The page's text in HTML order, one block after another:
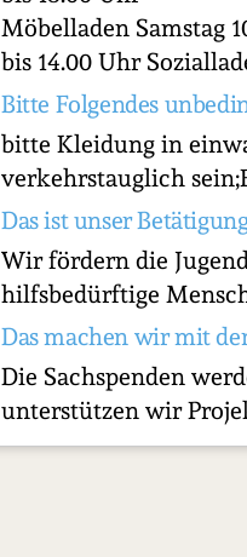
Möbelladen Samstag
bis 14.00 Uhr
Bitte Folgendes
bitte Kleidung in
verkehrstauglich
Das ist unser
Wir fördern die
hilfsbedürftige
Das machen wir mit
Die Sachspenden
unterstützen wir